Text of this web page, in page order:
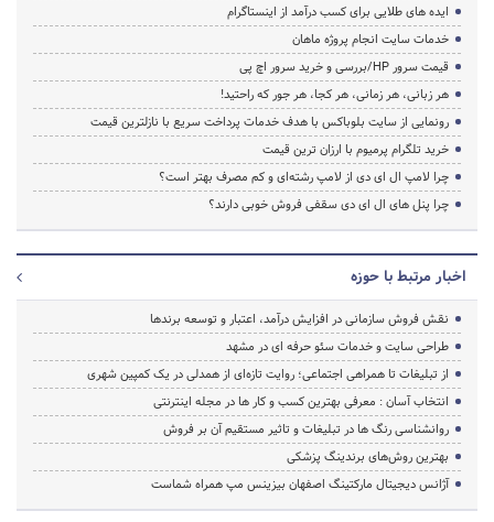
ایده های طلایی برای کسب درآمد از اینستاگرام
خدمات سایت انجام پروژه ماهان
قیمت سرور HP/بررسی و خرید سرور اچ پی
هر زبانی، هر زمانی، هر کجا، هر جور که راحتید!
رونمایی از سایت بلوباکس با هدف خدمات پرداخت سریع با نازلترین قیمت
خرید تلگرام پرمیوم با ارزان ترین قیمت
چرا لامپ ال ای دی از لامپ رشته‌ای و کم مصرف بهتر است؟
چرا پنل های ال ای دی سقفی فروش خوبی دارند؟
اخبار مرتبط با حوزه
نقش فروش سازمانی در افزایش درآمد، اعتبار و توسعه برندها
طراحی سایت و خدمات سئو حرفه ای در مشهد
از تبلیغات تا همراهی اجتماعی؛ روایت تازه‌ای از همدلی در یک کمپین شهری
انتخاب آسان : معرفی بهترین کسب و کار ها در مجله اینترنتی
روانشناسی رنگ ها در تبلیغات و تاثیر مستقیم آن بر فروش
بهترین روش‌های برندینگ پزشکی
آژانس دیجیتال مارکتینگ اصفهان بیزینس مپ همراه شماست